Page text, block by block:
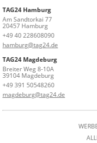
TAG24 Hamburg
Am Sandtorkai 77
20457 Hamburg
+49 40 228608090
hamburg@tag24.de
TAG24 Magdeburg
Breiter Weg 8-10A
39104 Magdeburg
+49 391 50548260
magdeburg@tag24.de